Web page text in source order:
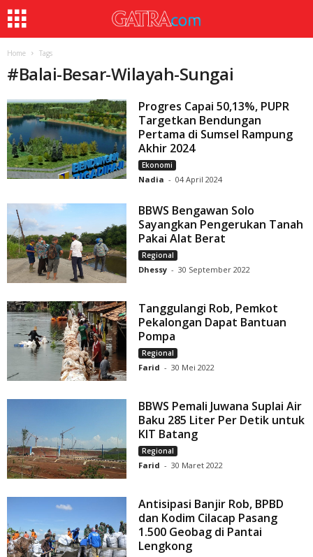
Home Tags
#Balai-Besar-Wilayah-Sungai
Progres Capai 50,13%, PUPR
Targetkan Bendungan
Pertama di Sumsel Rampung
Akhir 2024
Ekonomi
Nadia - 04 April 2024
BBWS Bengawan Solo
Sayangkan Pengerukan Tanah
Pakai Alat Berat
Regional
Dhessy - 30 September 2022
Tanggulangi Rob, Pemkot
Pekalongan Dapat Bantuan
Pompa
Regional
Farid - 30 Mei 2022
BBWS Pemali Juwana Suplai Air
Baku 285 Liter Per Detik untuk
KIT Batang
Regional
Farid - 30 Maret 2022
Antisipasi Banjir Rob, BPBD
dan Kodim Cilacap Pasang
1.500 Geobag di Pantai
Lengkong